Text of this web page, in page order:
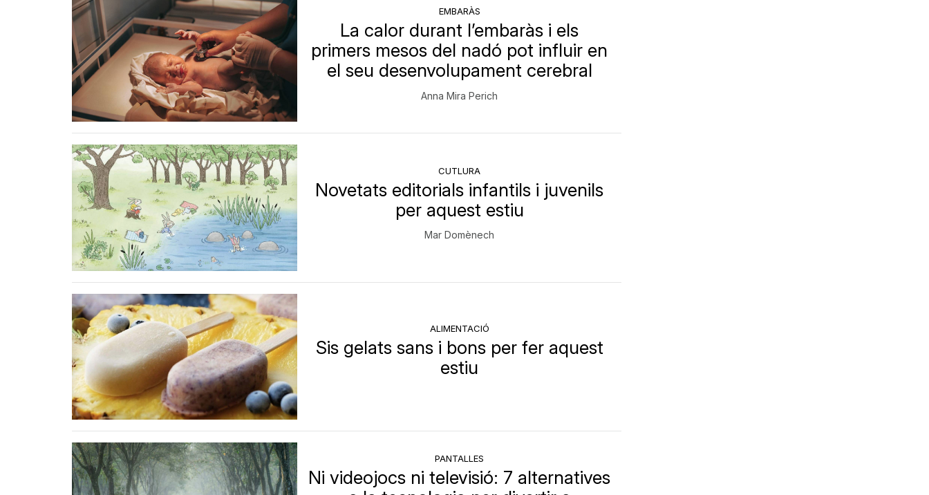
EMBARÀS
La calor durant l’embaràs i els
primers mesos del nadó pot influir en
el seu desenvolupament cerebral
Anna Mira Perich
CUTLURA
Novetats editorials infantils i juvenils
per aquest estiu
Mar Domènech
ALIMENTACIÓ
Sis gelats sans i bons per fer aquest
estiu
PANTALLES
Ni videojocs ni televisió: 7 alternatives